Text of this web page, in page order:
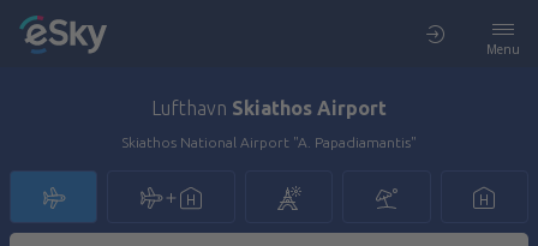
Menu
Lufthavn Skiathos Airport
Skiathos National Airport "A. Papadiamantis"